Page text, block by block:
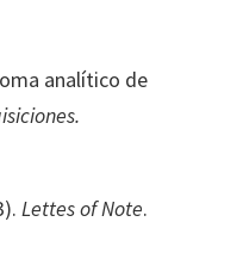
analítico de
Lettes of Note.